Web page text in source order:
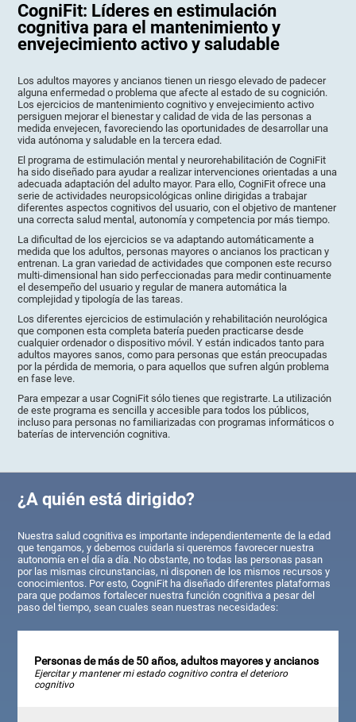
CogniFit: Líderes en estimulación
cognitiva para el mantenimiento y
envejecimiento activo y saludable
Los adultos mayores y ancianos tienen un riesgo elevado de padecer
alguna enfermedad o problema que afecte al estado de su cognición.
Los ejercicios de mantenimiento cognitivo y envejecimiento activo
persiguen mejorar el bienestar y calidad de vida de las personas a
medida envejecen, favoreciendo las oportunidades de desarrollar una
vida autónoma y saludable en la tercera edad.
El programa de estimulación mental y neurorehabilitación de CogniFit
ha sido diseñado para ayudar a realizar intervenciones orientadas a una
adecuada adaptación del adulto mayor. Para ello, CogniFit ofrece una
serie de actividades neuropsicológicas online dirigidas a trabajar
diferentes aspectos cognitivos del usuario, con el objetivo de mantener
una correcta salud mental, autonomía y competencia por más tiempo.
La dificultad de los ejercicios se va adaptando automáticamente a
medida que los adultos, personas mayores o ancianos los practican y
entrenan. La gran variedad de actividades que componen este recurso
multi-dimensional han sido perfeccionadas para medir continuamente
el desempeño del usuario y regular de manera automática la
complejidad y tipología de las tareas.
Los diferentes ejercicios de estimulación y rehabilitación neurológica
que componen esta completa batería pueden practicarse desde
cualquier ordenador o dispositivo móvil. Y están indicados tanto para
adultos mayores sanos, como para personas que están preocupadas
por la pérdida de memoria, o para aquellos que sufren algún problema
en fase leve.
Para empezar a usar CogniFit sólo tienes que registrarte. La utilización
de este programa es sencilla y accesible para todos los públicos,
incluso para personas no familiarizadas con programas informáticos o
baterías de intervención cognitiva.
¿A quién está dirigido?
Nuestra salud cognitiva es importante independientemente de la edad
que tengamos, y debemos cuidarla si queremos favorecer nuestra
autonomía en el día a día. No obstante, no todas las personas pasan
por las mismas circunstancias, ni disponen de los mismos recursos y
conocimientos. Por esto, CogniFit ha diseñado diferentes plataformas
para que podamos fortalecer nuestra función cognitiva a pesar del
paso del tiempo, sean cuales sean nuestras necesidades:
Personas de más de 50 años, adultos mayores y ancianos
Ejercitar y mantener mi estado cognitivo contra el deterioro
cognitivo